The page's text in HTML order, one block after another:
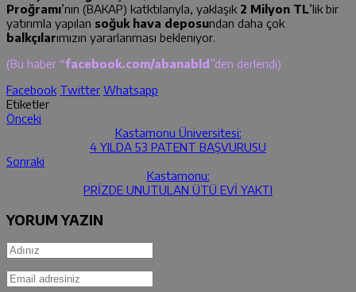
Proğramı’nın (BAKAP) katktılarıyla, yaklaşık 2 Milyon TL’lik bir
yatırımla yapılan soğuk hava deposundan daha çok
balkçılarımızın yararlanması bekleniyor.
(Bu haber “facebook.com/abanabld”den derlendi)
Facebook Twitter Whatsapp
Etiketler
Önceki
Kastamonu Üniversitesi:
4 YILDA 53 PATENT BAŞVURUSU
Sonraki
Kastamonu:
PRİZDE UNUTULAN ÜTÜ EVİ YAKTI
YORUM YAZIN